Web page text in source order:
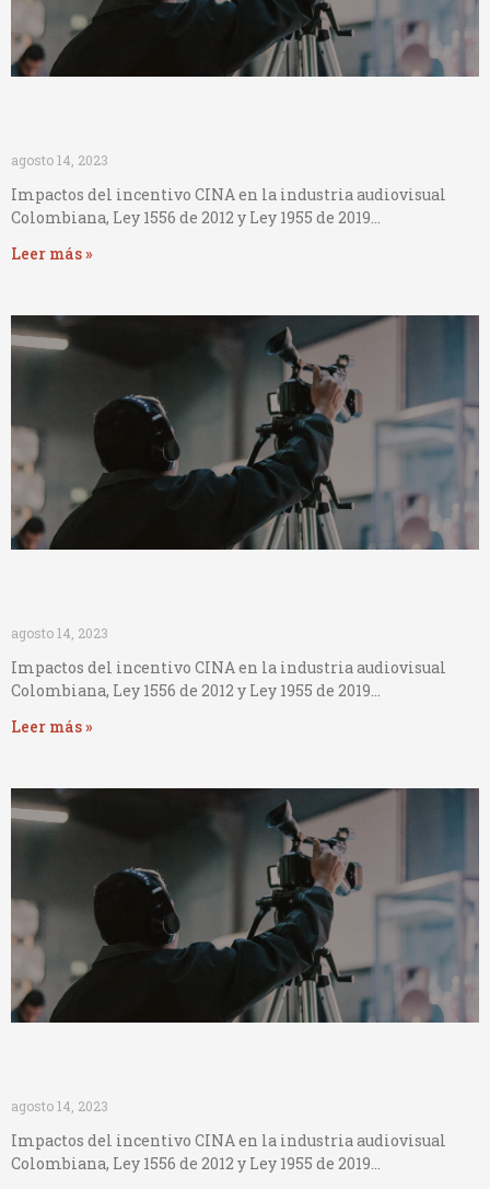
agosto 14, 2023
Impactos del incentivo CINA en la industria audiovisual
Colombiana, Ley 1556 de 2012 y Ley 1955 de 2019…
Leer más »
agosto 14, 2023
Impactos del incentivo CINA en la industria audiovisual
Colombiana, Ley 1556 de 2012 y Ley 1955 de 2019…
Leer más »
agosto 14, 2023
Impactos del incentivo CINA en la industria audiovisual
Colombiana, Ley 1556 de 2012 y Ley 1955 de 2019…